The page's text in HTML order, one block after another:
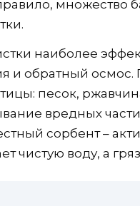
множество
наиболее
и обратный
песок,
вредных
сорбент –
чистую воду, а